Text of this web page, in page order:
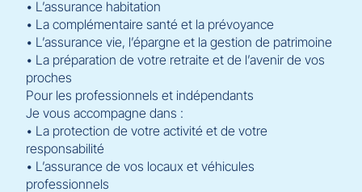
• L’assurance habitation
• La complémentaire santé et la prévoyance
• L’assurance vie, l’épargne et la gestion de patrimoine
• La préparation de votre retraite et de l’avenir de vos
proches
Pour les professionnels et indépendants
Je vous accompagne dans :
• La protection de votre activité et de votre
responsabilité
• L’assurance de vos locaux et véhicules
professionnels